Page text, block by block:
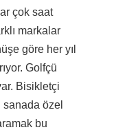
çok saat
markalar
göre her yıl
Golfçü
Bisikletçi
özel
bu